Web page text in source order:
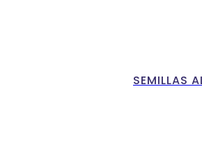
SEMILLAS